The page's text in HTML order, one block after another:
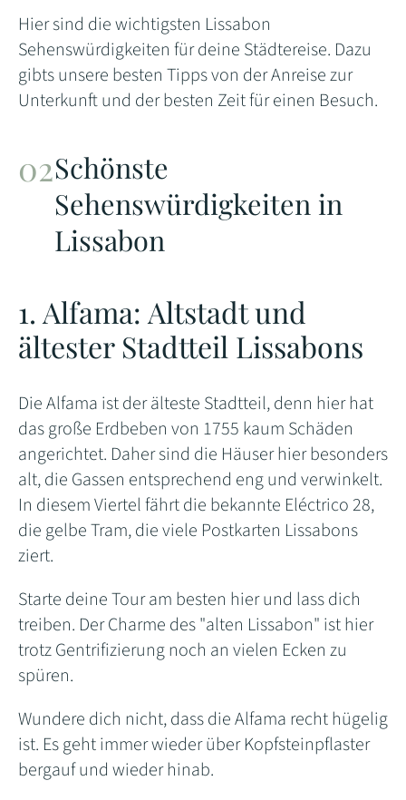
Hier sind die wichtigsten Lissabon
Sehenswürdigkeiten für deine Städtereise. Dazu
gibts unsere besten Tipps von der Anreise zur
Unterkunft und der besten Zeit für einen Besuch.
Schönste
Sehenswürdigkeiten in
Lissabon
1. Alfama: Altstadt und
ältester Stadtteil Lissabons
Die Alfama ist der älteste Stadtteil, denn hier hat
das große Erdbeben von 1755 kaum Schäden
angerichtet. Daher sind die Häuser hier besonders
alt, die Gassen entsprechend eng und verwinkelt.
In diesem Viertel fährt die bekannte Eléctrico 28,
die gelbe Tram, die viele Postkarten Lissabons
ziert.
Starte deine Tour am besten hier und lass dich
treiben. Der Charme des "alten Lissabon" ist hier
trotz Gentrifizierung noch an vielen Ecken zu
spüren.
Wundere dich nicht, dass die Alfama recht hügelig
ist. Es geht immer wieder über Kopfsteinpflaster
bergauf und wieder hinab.